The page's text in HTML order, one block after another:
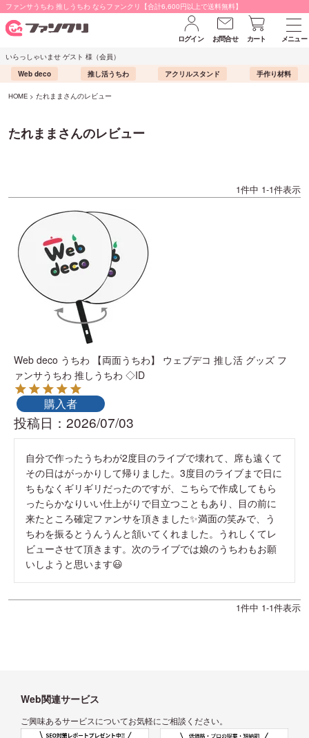
ファンサうちわ 推しうちわ ならファンクリ【合計6,600円以上で送料無料】
ログイン お問合せ カート
メニュー
いらっしゃいませ ゲスト 様（会員）
Web deco
推し活うちわ アクリルスタンド 手作り材料
HOME たれままさんのレビュー
たれままさんのレビュー
1件中 1-1件表示
Web deco うちわ 【両面うちわ】 ウェブデコ 推し活 グッズ フ
ァンサうちわ 推しうちわ ◇ID
購入者
投稿日 2026/07/03
自分で作ったうちわが2度目のライブで壊れて、席も遠くて
その日はがっかりして帰りました。3度目のライブまで日に
ちもなくギリギリだったのですが、こちらで作成してもら
ったらかなりいい仕上がりで目立つこともあり、目の前に
来たところ確定ファンサを頂きました✨満面の笑みで、う
ちわを振るとうんうんと頷いてくれました。うれしくてレ
ビューさせて頂きます。次のライブでは娘のうちわもお願
いしようと思います😃
1件中 1-1件表示
Web関連サービス
ご興味あるサービスについてお気軽にご相談ください。